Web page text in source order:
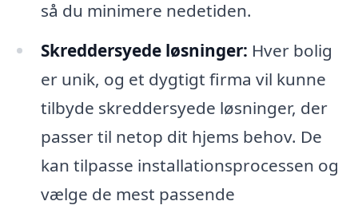
så du minimere nedetiden.
Skreddersyede løsninger: Hver bolig
er unik, og et dygtigt firma vil kunne
tilbyde skreddersyede løsninger, der
passer til netop dit hjems behov. De
kan tilpasse installationsprocessen og
vælge de mest passende